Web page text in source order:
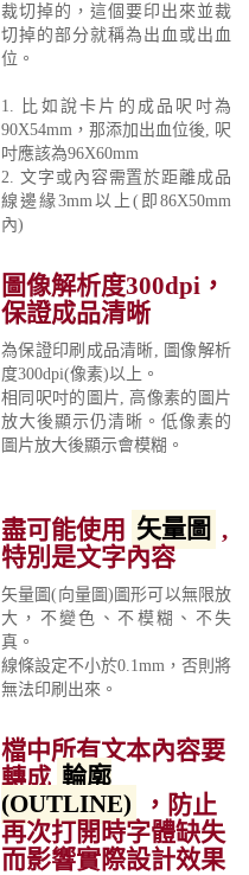
裁切掉的，這個要印出來並裁
切掉的部分就稱為出血或出血
位。
1. 比如說卡片的成品呎吋為
90X54mm，那添加出血位後, 呎
吋應該為96X60mm
2. 文字或內容需置於距離成品
線邊緣3mm以上(即86X50mm
內)
圖像解析度300dpi，
保證成品清晰
為保證印刷成品清晰, 圖像解析
度300dpi(像素)以上。
相同呎吋的圖片, 高像素的圖片
放大後顯示仍清晰。低像素的
圖片放大後顯示會模糊。
盡可能使用 矢量圖 ,
特別是文字內容
矢量圖(向量圖)圖形可以無限放
大，不變色、不模糊、不失
真。
線條設定不小於0.1mm，否則將
無法印刷出來。
檔中所有文本內容要
轉成 輪廓
(OUTLINE)
，防止
再次打開時字體缺失
而影響實際設計效果